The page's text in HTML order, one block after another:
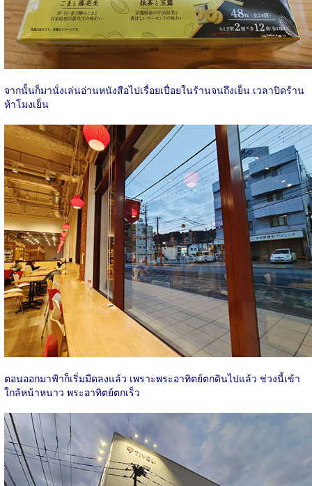
จากนั้นก็มานั่งเล่นอ่านหนังสือไปเรื่อยเปื่อยในร้านจนถึงเย็น เวลาปิดร้าน
ห้าโมงเย็น
ตอนออกมาฟ้าก็เริ่มมืดลงแล้ว เพราะพระอาทิตย์ตกดินไปแล้ว ช่วงนี้เข้า
ใกล้หน้าหนาว พระอาทิตย์ตกเร็ว